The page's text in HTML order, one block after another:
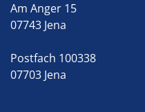
Am Anger 15
07743 Jena
Postfach 100338
07703 Jena